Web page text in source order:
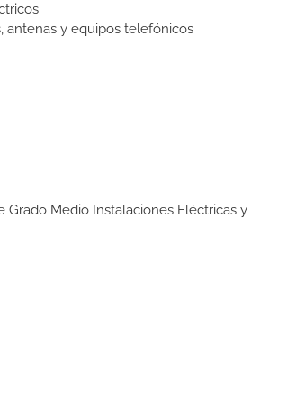
antenas y equipos telefónicos
Medio Instalaciones Eléctricas y